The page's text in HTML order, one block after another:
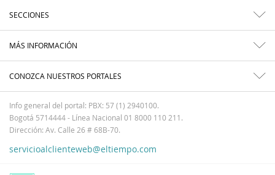
SECCIONES
MÁS INFORMACIÓN
CONOZCA NUESTROS PORTALES
Info general del portal: PBX: 57 (1) 2940100.
Bogotá 5714444 - Línea Nacional 01 8000 110 211.
Dirección: Av. Calle 26 # 68B-70.
servicioalclienteweb@eltiempo.com